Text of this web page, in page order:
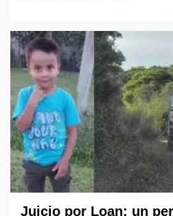
Juicio por Loan: un